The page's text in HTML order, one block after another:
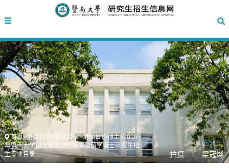
首页>港澳台侨>专业目录>港澳台侨博士>2016
年暨南大学招收港澳台侨及来华留学博士研究生招
生专业目录
拍摄 l 梁冠烨